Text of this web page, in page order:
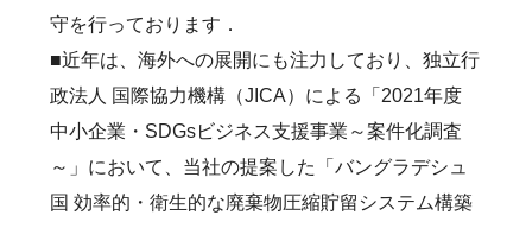
守を行っております．
■近年は、海外への展開にも注力しており、独立行
政法人 国際協力機構（JICA）による「2021年度
中小企業・SDGsビジネス支援事業～案件化調査
～」において、当社の提案した「バングラデシュ
国 効率的・衛生的な廃棄物圧縮貯留システム構築